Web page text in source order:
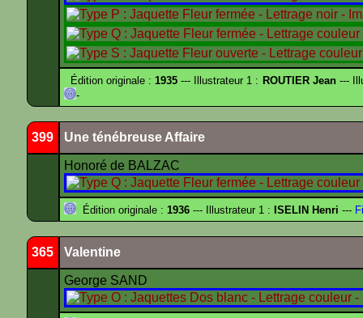
Édition originale :1935 --- Illustrateur 1 : ROUTIER Jean---
-
399 Une ténébreuse Affaire
Honoré de BALZAC
Édition originale : 1936 --- Illustrateur 1 : ISELIN Henri ---
365 Valentine
George SAND